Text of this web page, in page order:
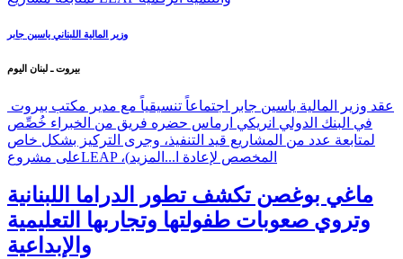
وزير المالية اللبناني ياسين جابر
بيروت ـ لبنان اليوم
في البنك الدولي انريكي ارماس حضره فريق من الخبراء خُصِّص
لمتابعة عدد من المشاريع قيد التنفيذ، وجرى التركيز بشكل خاص
على مشروعLEAP ،(المخصص لإعادة ا... المزيد
ماغي بوغصن تكشف تطور الدراما اللبنانية
وتروي صعوبات طفولتها وتجاربها التعليمية
والإبداعية